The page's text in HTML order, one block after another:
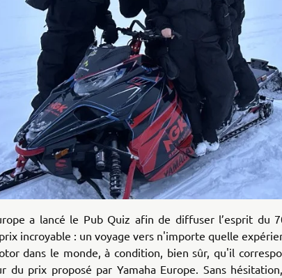
a lancé le Pub Quiz afin de diffuser l’esprit du
incroyable : un voyage vers n'importe quelle
dans le monde, à condition, bien sûr, qu'il
du prix proposé par Yamaha Europe. Sans